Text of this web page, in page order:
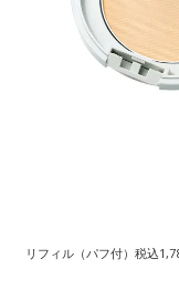
リフィル（パフ付）税込